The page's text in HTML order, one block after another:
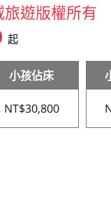
遊版權所有
起
小孩佔床
NT$30,800